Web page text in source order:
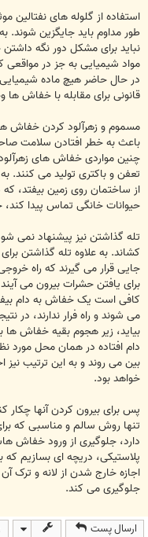
استفاده از گلوله های نفتالین
طور مداوم باید جایگزین شوند.
نباید برای مشکل دور نگه
مواد شیمیایی به جز در
در حال حاضر هیچ ماده
قانونی برای مقابله با خفاش ها
مسموم و زهرآلود کردن خفاش ها
باعث به خطر افتادن سلامت
چنین مواردی خفاش های
تعفن و باکتری تولید می
از ساختمان روی زمین بیفتد،
حیوانات خانگی تماس پیدا
تله گذاشتن نیز پیشنهاد نمی
کشاند. به علاوه تله گذاشتن
جایی قرار می گیرند که راه
برای یافتن حشرات بیرون می
کافی است یک خفاش به دام
می شوند و راه فرار ندارند، در
بیاید، زیر هجوم بقیه خفاش
دام افتاده در همان محل مورد
بین می روند و به این ترتیب نیز
خواهد بود.
پس برای بیرون کردن آنها چکار
تنها روش سالم و مناسبی که
دارد، جلوگیری از ورود خفاش
پلاستیکی، دریچه ای بسازیم
اجازه خارج شدن از لانه و ترک
جلوگیری می کند.
ارسال پست